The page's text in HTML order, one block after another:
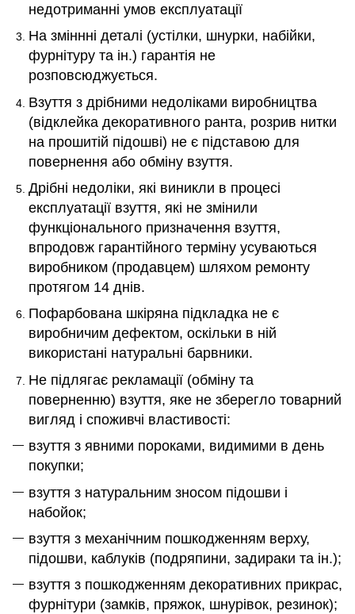
недотриманні умов експлуатації
На зміннні деталі (устілки, шнурки, набійки,
фурнітуру та ін.) гарантія не
розповсюджується.
Взуття з дрібними недоліками виробництва
(відклейка декоративного ранта, розрив нитки
на прошитій підошві) не є підставою для
повернення або обміну взуття.
Дрібні недоліки, які виникли в процесі
експлуатації взуття, які не змінили
функціонального призначення взуття,
впродовж гарантійного терміну усуваються
виробником (продавцем) шляхом ремонту
протягом 14 днів.
Пофарбована шкіряна підкладка не є
виробничим дефектом, оскільки в ній
використані натуральні барвники.
Не підлягає рекламації (обміну та
поверненню) взуття, яке не зберегло товарний
вигляд і споживчі властивості:
взуття з явними пороками, видимими в день
покупки;
взуття з натуральним зносом підошви і
набойок;
взуття з механічним пошкодженням верху,
підошви, каблуків (подряпини, задираки та ін.);
взуття з пошкодженням декоративних прикрас,
фурнітури (замків, пряжок, шнурівок, резинок);